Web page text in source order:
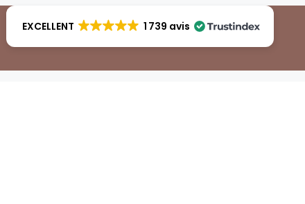
EXCELLENT 1 739 avis